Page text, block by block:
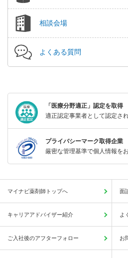
相談会場
よくある質問
「医療分野適正」認定を取得
適正認定事業者として認定され
プライバシーマーク取得企業
厳密な管理基準で個人情報を
マイナビ薬剤師トップへ 面
キャリアアドバイザー紹介 よ
ご入社後のアフターフォロー お